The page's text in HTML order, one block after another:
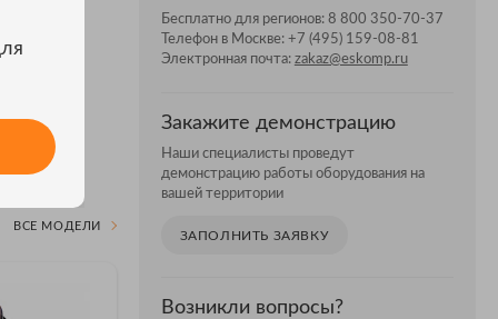
ВСЕ МОДЕЛИ
Бесплатно для регионов: 8 800 350-70-37
Телефон в Москве: +7 (495) 159-08-81
Электронная почта: zakaz@eskomp.ru
Закажите демонстрацию
Наши специалисты проведут
демонстрацию работы оборудования на
вашей территории
ЗАПОЛНИТЬ ЗАЯВКУ
Возникли вопросы?